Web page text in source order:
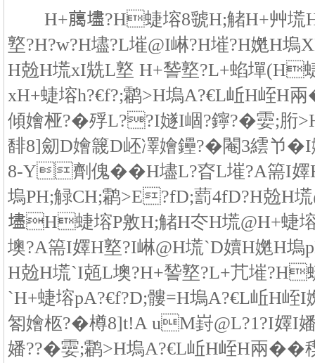
H+﨟壗?H蜨塎8虢H;觰H+艸塃
墪?H?w?H壗?L墔@I崊?H墔?H嬎H塢
H兝H塃xI兟L墪 H+諬墪?L+蜭墠(H
xH+蜨塎h?€f?;鹴>H塢A?€L岴H峌
傾嬒桠?�殍L??I嬘I崓?鑏?�孁;胻>H
馡8]劎D嬒簚D岯凙嬒鑸?�閹3繧兯
8-Y劑傀��H壗L?昚L墔?A篅I嬕
塢PH;觮CH;鹴>E?fD;藅4fD?H兝H塃
壗H蜨塎P敫H;觰H冭H塃@H+蜨
墺?A篅I嬕H墪?I崊@H塃`D嬻H嬎H
H兝H塃`I兡L墺?H+諬墪?L+芁墔?H
`H+蜨塎pA?€f?D;髏=H塢A?€L岴H
匒嬒柩?�樽8]t!A uM崶@L?1?I嬕I
嬏??�孁;鹴>H塢A?€L岴H峌H兩��